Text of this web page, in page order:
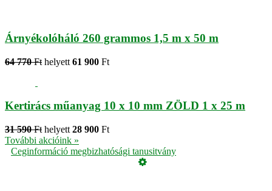
Árnyékolóháló 260 grammos 1,5 m x 50 m
64 770 Ft helyett 61 900 Ft
Kertirács műanyag 10 x 10 mm ZÖLD 1 x 25 m
31 590 Ft helyett 28 900 Ft
További akcióink »
Ceginformáció megbizhatósági tanusitvány